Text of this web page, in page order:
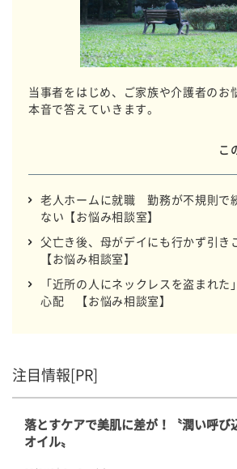
当事者をはじめ、ご家族や介護者のお
本音で答えていきます。
こ
老人ホームに就職 勤務が不規則で
ない【お悩み相談室】
父亡き後、母がデイにも行かず引き
【お悩み相談室】
「近所の人にネックレスを盗まれ
心配 【お悩み相談室】
注目情報[PR]
落とすケアで美肌に差が！〝潤い呼び
オイル〟